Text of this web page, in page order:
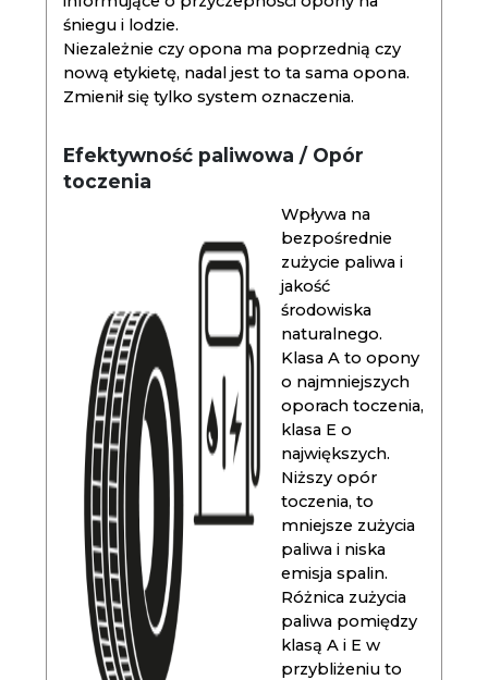
śniegu i lodzie.
Niezależnie czy opona ma poprzednią czy
nową etykietę, nadal jest to ta sama opona.
Zmienił się tylko system oznaczenia.
Efektywność paliwowa / Opór
toczenia
Wpływa na
bezpośrednie
zużycie paliwa i
jakość
środowiska
naturalnego.
Klasa A to opony
o najmniejszych
oporach toczenia,
klasa E o
największych.
Niższy opór
toczenia, to
mniejsze zużycia
paliwa i niska
emisja spalin.
Różnica zużycia
paliwa pomiędzy
klasą A i E w
przybliżeniu to